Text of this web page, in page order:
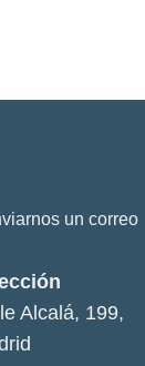
un correo
Alcalá, 199,